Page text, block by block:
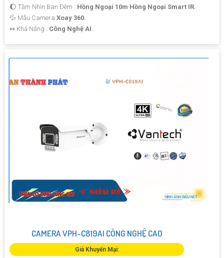
🌔 Tầm Nhìn Ban Đêm : Hồng Ngoại 10m Hồng Ngoại Smart IR.
💦 Mẫu Camera Xoay 360.
️↭ Khả Năng : Công Nghệ AI.
CAMERA VPH-C819AI CÔNG NGHỆ CAO
Giá Khuyến Mại: